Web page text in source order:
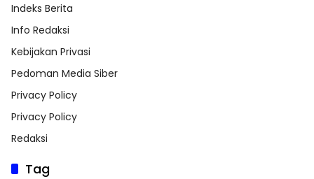
Indeks Berita
Info Redaksi
Kebijakan Privasi
Pedoman Media Siber
Privacy Policy
Privacy Policy
Redaksi
Tag